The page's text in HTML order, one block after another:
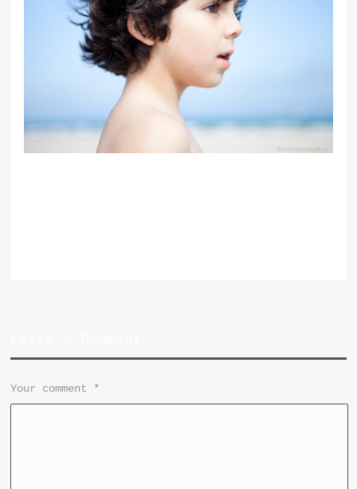
Your comment *